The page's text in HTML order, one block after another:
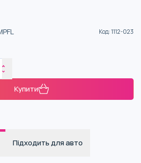
Код:1112-023
Купити
Підходить для авто